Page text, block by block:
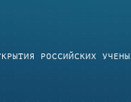
РОССИЙСКИХ